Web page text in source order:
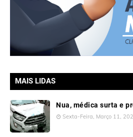
MAIS LIDAS
Nua, médica surta e
Sexta-Feira, Março 11,